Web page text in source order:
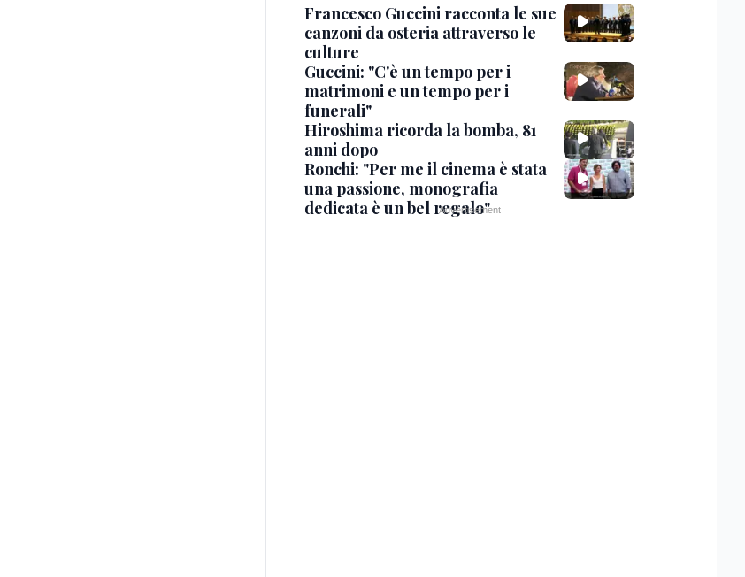
Francesco Guccini racconta le sue
canzoni da osteria attraverso le
culture
Guccini: "C'è un tempo per i
matrimoni e un tempo per i
funerali"
Hiroshima ricorda la bomba, 81
anni dopo
Ronchi: "Per me il cinema è stata
una passione, monografia
dedicata è un bel regalo"